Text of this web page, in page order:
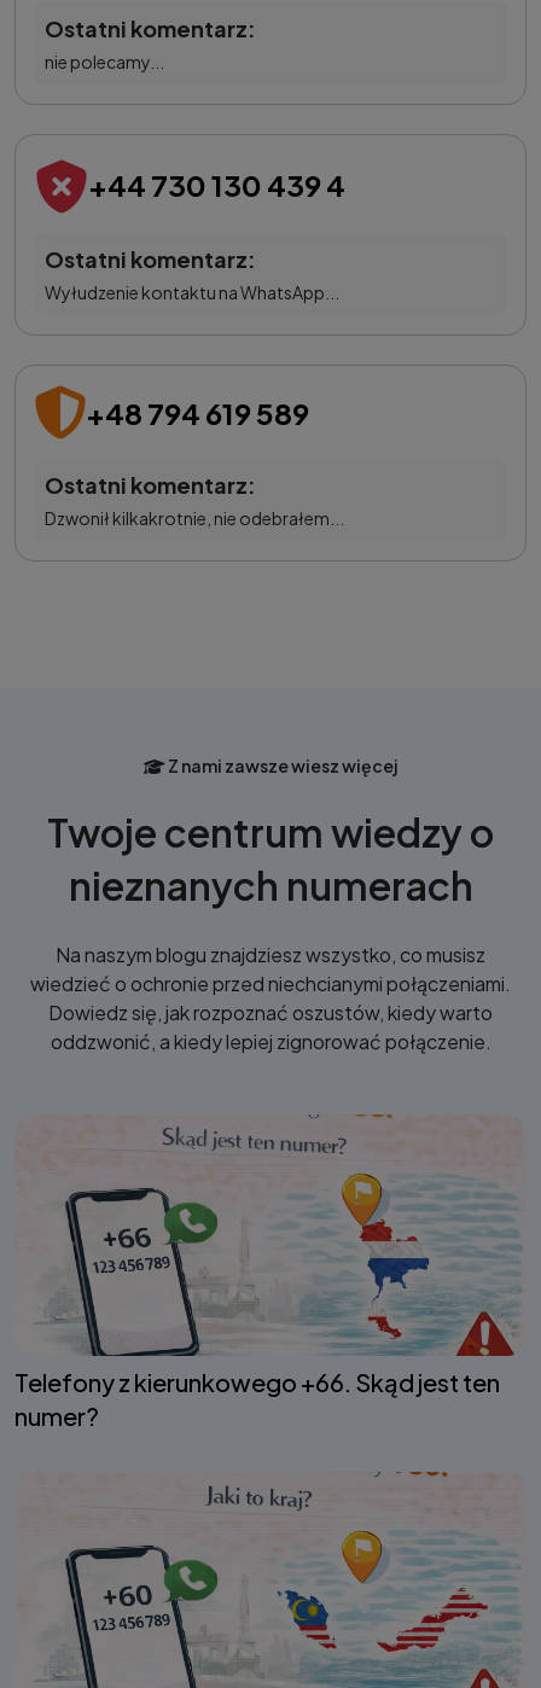
Ostatni komentarz:
nie polecamy...
+44 730 130 439 4
Ostatni komentarz:
Wyłudzenie kontaktu na WhatsApp...
+48 794 619 589
Ostatni komentarz:
Dzwonił kilkakrotnie, nie odebrałem...
Z nami zawsze wiesz więcej
Twoje centrum wiedzy o
nieznanych numerach
Na naszym blogu znajdziesz wszystko, co musisz
wiedzieć o ochronie przed niechcianymi połączeniami.
Dowiedz się, jak rozpoznać oszustów, kiedy warto
oddzwonić, a kiedy lepiej zignorować połączenie.
Telefony z kierunkowego +66. Skąd jest ten
numer?